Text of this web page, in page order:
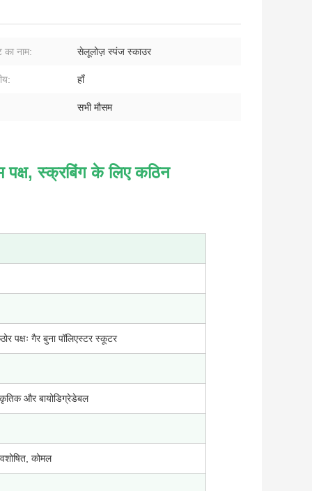
का नाम: सेलूलोज़ स्पंज स्काउर
हाँ
सभी मौसम
स्क्रबिंग के लिए कठिन
पक्षः गैर बुना पॉलिएस्टर स्कूटर
और बायोडिग्रेडेबल
कोमल